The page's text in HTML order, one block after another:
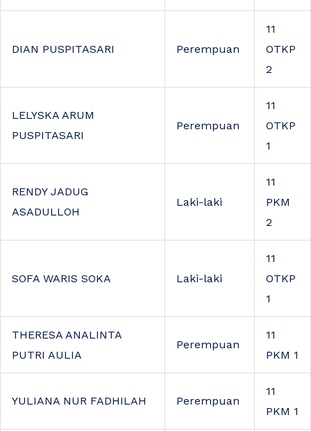
DIAN PUSPITASARI Perempuan
11
OTKP
2
LELYSKA ARUM
PUSPITASARI
Perempuan
11
OTKP
1
RENDY JADUG
ASADULLOH
Laki-laki
11
PKM
2
SOFA WARIS SOKA Laki-laki
11
OTKP
1
THERESA ANALINTA
PUTRI AULIA
Perempuan
11
PKM 1
YULIANA NUR FADHILAH Perempuan
11
PKM 1